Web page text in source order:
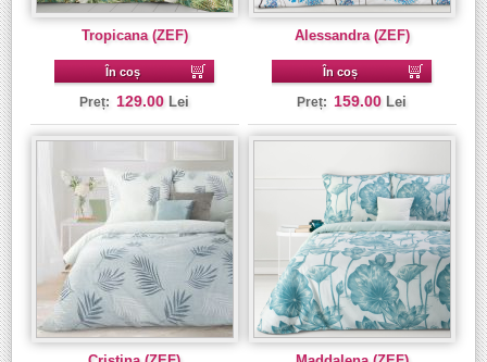
Tropicana (ZEF)
În coș
Preț: 129.00 Lei
Alessandra (ZEF)
În coș
Preț: 159.00 Lei